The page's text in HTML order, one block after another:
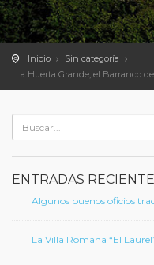
Inicio
Sin categoría
La Huerta Grande, el Barranco
ENTRADAS
Algunos buenos oficios
La Villa Romana “El